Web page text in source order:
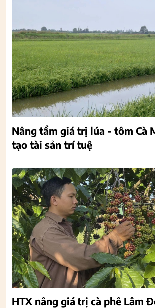
Nâng tầm giá trị lúa - tôm Cà
tạo tài sản trí tuệ
HTX nâng giá trị cà phê Lâm